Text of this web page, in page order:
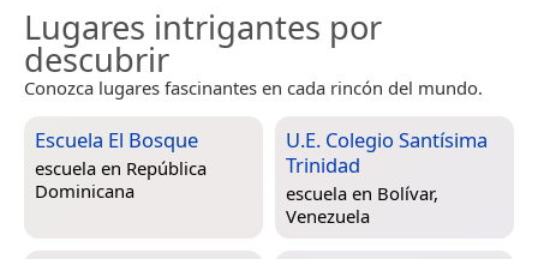
Lugares intrigantes por
descubrir
Conozca lugares fascinantes en cada rincón del mundo.
Escuela El Bosque
escuela en República
Dominicana
U.E. Colegio Santísima
Trinidad
escuela en Bolívar,
Venezuela